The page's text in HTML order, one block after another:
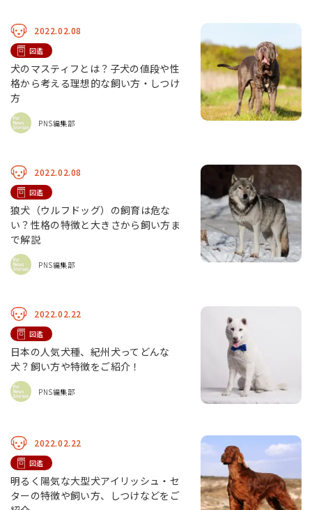
2022.02.08
図鑑
犬のマスティフとは？子犬の値段や性
格から考える理想的な飼い方・しつけ
方
PNS編集部
2022.02.08
図鑑
狼犬（ウルフドッグ）の飼育は危な
い？性格の特徴と大きさから飼い方ま
で解説
PNS編集部
2022.02.22
図鑑
日本の人気犬種、紀州犬ってどんな
犬？飼い方や特徴をご紹介！
PNS編集部
2022.02.22
図鑑
明るく陽気な大型犬アイリッシュ・セ
ターの特徴や飼い方、しつけなどをご